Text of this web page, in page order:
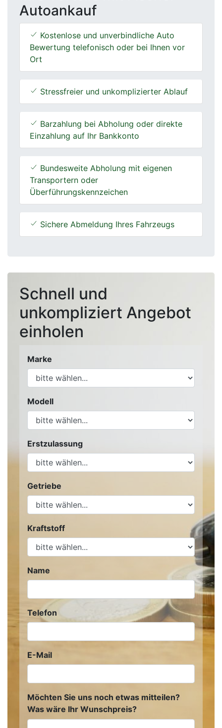
Autoankauf
Kostenlose und unverbindliche Auto
Bewertung telefonisch oder bei Ihnen vor
Ort
Stressfreier und unkomplizierter Ablauf
Barzahlung bei Abholung oder direkte
Einzahlung auf Ihr Bankkonto
Bundesweite Abholung mit eigenen
Transportern oder
Überführungskennzeichen
Sichere Abmeldung Ihres Fahrzeugs
Schnell und
unkompliziert Angebot
einholen
Marke
Modell
Erstzulassung
Getriebe
Kraftstoff
Name
Telefon
E-Mail
Möchten Sie uns noch etwas mitteilen?
Was wäre Ihr Wunschpreis?